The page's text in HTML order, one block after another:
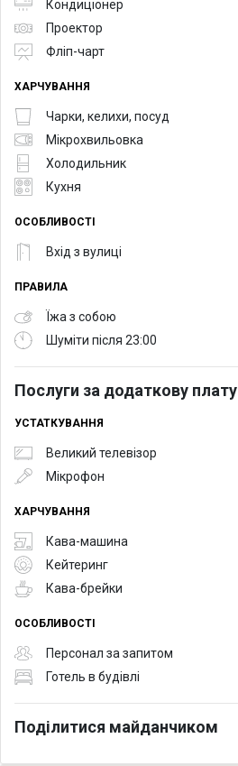
Кондиціонер
Проектор
Фліп-чарт
ХАРЧУВАННЯ
Чарки, келихи, посуд
Мікрохвильовка
Холодильник
Кухня
ОСОБЛИВОСТІ
Вхід з вулиці
ПРАВИЛА
Їжа з собою
Шуміти після 23:00
Послуги за додаткову плату
УСТАТКУВАННЯ
Великий телевізор
Мікрофон
ХАРЧУВАННЯ
Кава-машина
Кейтеринг
Кава-брейки
ОСОБЛИВОСТІ
Персонал за запитом
Готель в будівлі
Поділитися майданчиком